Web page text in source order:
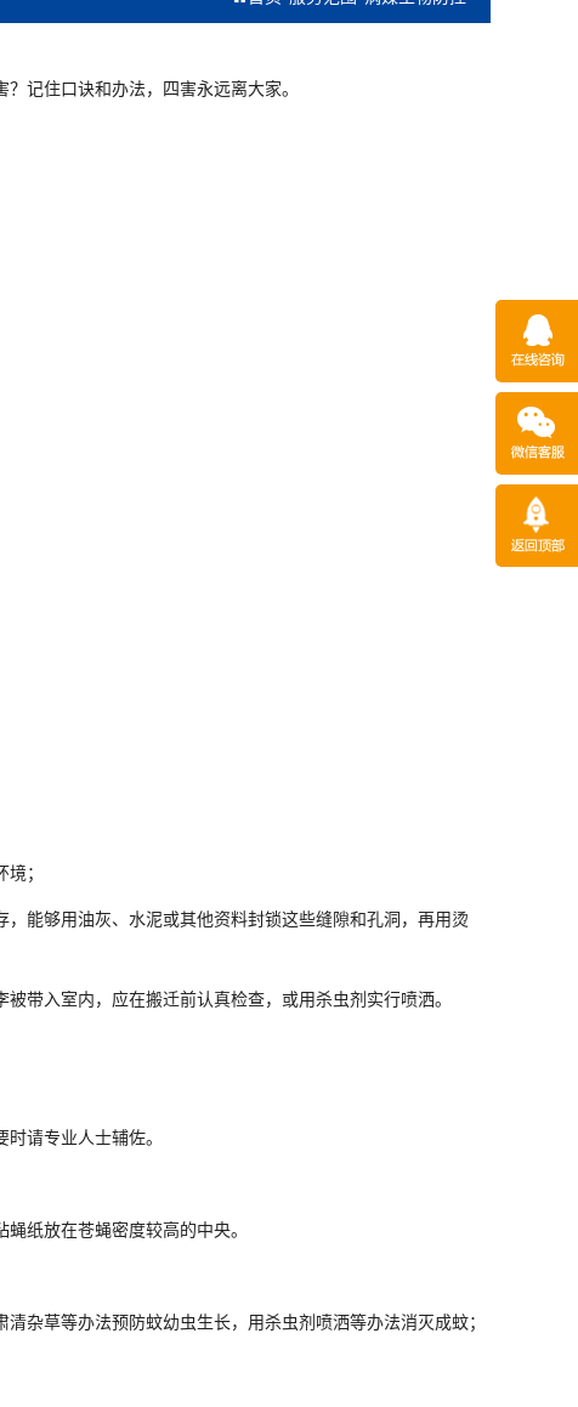
记住口诀和办法，四害永远离大家。
；
能够用油灰、水泥或其他资料封锁这些缝隙和孔洞，再用烫
带入室内，应在搬迁前认真检查，或用杀虫剂实行喷洒。
请专业人士辅佐。
纸放在苍蝇密度较高的中央。
杂草等办法预防蚊幼虫生长，用杀虫剂喷洒等办法消灭成蚊；